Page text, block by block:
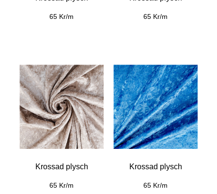
65 Kr/m 65 Kr/m
Krossad plysch
65 Kr/m
Krossad plysch
65 Kr/m